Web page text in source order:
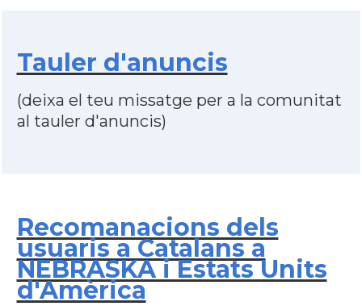
Tauler d'anuncis
(deixa el teu missatge per a la comunitat
al tauler d'anuncis)
Recomanacions dels
usuaris a Catalans a
NEBRASKA i Estats Units
d'Amèrica